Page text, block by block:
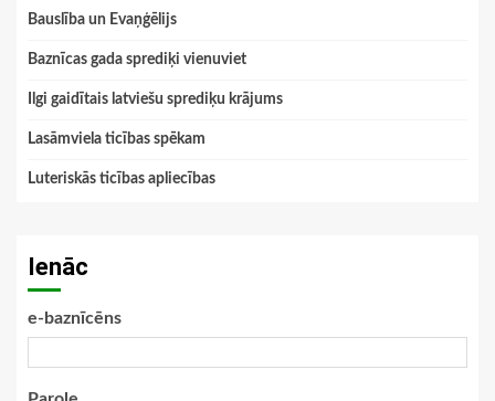
Bauslība un Evaņģēlijs
Baznīcas gada sprediķi vienuviet
Ilgi gaidītais latviešu sprediķu krājums
Lasāmviela ticības spēkam
Luteriskās ticības apliecības
Ienāc
e-baznīcēns